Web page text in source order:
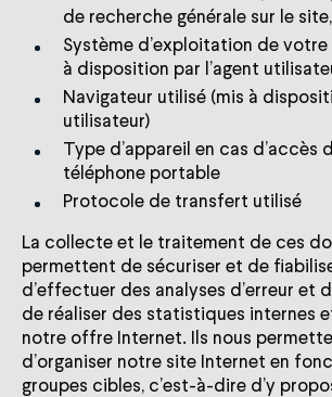
de recherche générale sur le
Système d’exploitation de
à disposition par l’agent
Navigateur utilisé (mis à
utilisateur)
Type d’appareil en cas d’accès
téléphone portable
Protocole de transfert utilisé
La collecte et le traitement de ces
permettent de sécuriser et de
d’effectuer des analyses d’erreur et
de réaliser des statistiques internes
notre offre Internet. Ils nous
d’organiser notre site Internet en
groupes cibles, c’est-à-dire d’y